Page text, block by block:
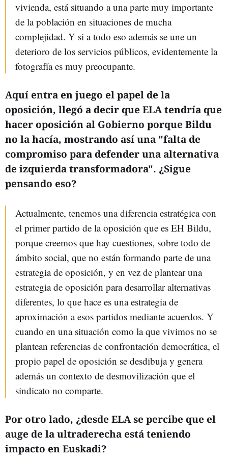
vivienda, está situando a una parte muy importante
de la población en situaciones de mucha
complejidad. Y si a todo eso además se une un
deterioro de los servicios públicos, evidentemente la
fotografía es muy preocupante.
Aquí entra en juego el papel de la
oposición, llegó a decir que ELA tendría que
hacer oposición al Gobierno porque Bildu
no la hacía, mostrando así una "falta de
compromiso para defender una alternativa
de izquierda transformadora". ¿Sigue
pensando eso?
Actualmente, tenemos una diferencia estratégica con
el primer partido de la oposición que es EH Bildu,
porque creemos que hay cuestiones, sobre todo de
ámbito social, que no están formando parte de una
estrategia de oposición, y en vez de plantear una
estrategia de oposición para desarrollar alternativas
diferentes, lo que hace es una estrategia de
aproximación a esos partidos mediante acuerdos. Y
cuando en una situación como la que vivimos no se
plantean referencias de confrontación democrática, el
propio papel de oposición se desdibuja y genera
además un contexto de desmovilización que el
sindicato no comparte.
Por otro lado, ¿desde ELA se percibe que el
auge de la ultraderecha está teniendo
impacto en Euskadi?